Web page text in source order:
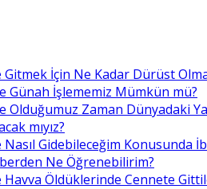
İçin Ne Kadar Dürüst
Günah İşlememiz Mümkün mü?
Olduğumuz Zaman Dünyadaki
mıyız?
Nasıl Gidebileceğim Konusunda
Ne Öğrenebilirim?
Havva Öldüklerinde Cennete